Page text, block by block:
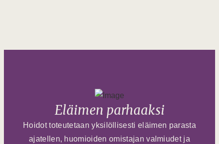
Eläimen parhaaksi
Hoidot toteutetaan yksilöllisesti eläimen parasta
ajatellen, huomioiden omistajan valmiudet ja